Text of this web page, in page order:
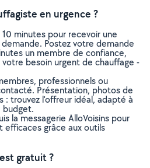
en urgence ?
minutes pour recevoir une
Postez votre demande
un membre de confiance,
besoin urgent de chauffage -
professionnels ou
Présentation, photos de
: trouvez l'offreur idéal, adapté à
la messagerie AlloVoisins pour
efficaces grâce aux outils
gratuit ?